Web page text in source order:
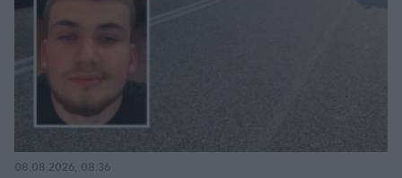
08.08.2026, 08:36